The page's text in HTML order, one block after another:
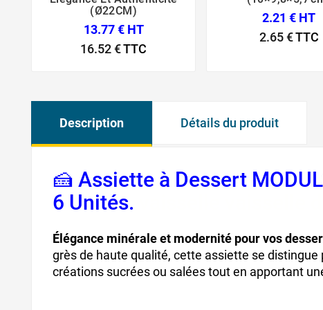
(Ø22CM)
13.77 € HT
16.52 €TTC
2.21 € HT
2.65 €TTC
Description Détails du produit
🍰 Assiette à Dessert
6 Unités.
Élégance minérale et modernité pour vos
grès de haute qualité, cette assiette se
créations sucrées ou salées tout en apportant